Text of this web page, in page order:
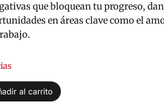
que bloquean tu progreso,
en áreas clave como el
al carrito